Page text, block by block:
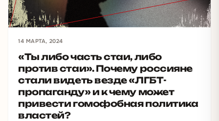
14 МАРТА, 2024
«Ты либо часть стаи, либо
против стаи». Почему россияне
стали видеть везде «ЛГБТ-
пропаганду» и к чему может
привести гомофобная политика
властей?